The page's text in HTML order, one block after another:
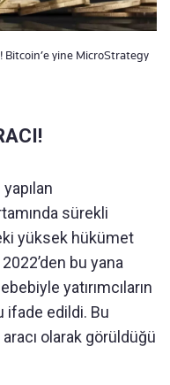
Bitcoin’e yine MicroStrategy
sürekli
yüksek hükümet
bu yana
yatırımcıların
ifade edildi. Bu
olarak görüldüğü